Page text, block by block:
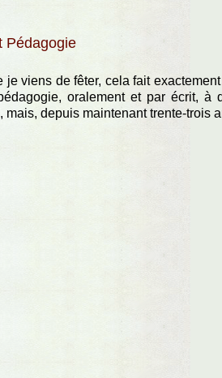
Pédagogie
viens de fêter, cela fait
oralement et par écrit, à
depuis maintenant trente-trois